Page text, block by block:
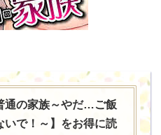
通の家族～やだ…ご飯
いで！～】をお得に読